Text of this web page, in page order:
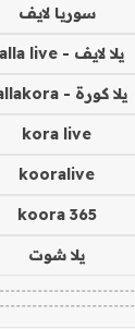
سوريا لايف
يلا لايف - yalla live
يلا كورة - yallakora
kora live
kooralive
koora 365
يلا شوت